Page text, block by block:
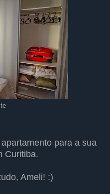
para a sua
Curitiba.
Ameli! :)